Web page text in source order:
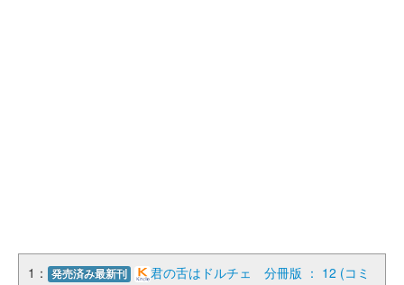
1： 発売済み最新刊
君の舌はドルチェ 分冊版 ： 12 (コミ